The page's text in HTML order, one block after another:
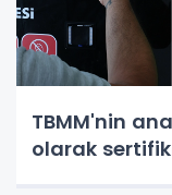
TBMM'nin
olarak